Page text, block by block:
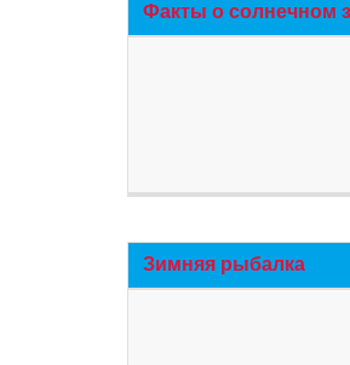
Факты о солнечном
Зимняя рыбалка